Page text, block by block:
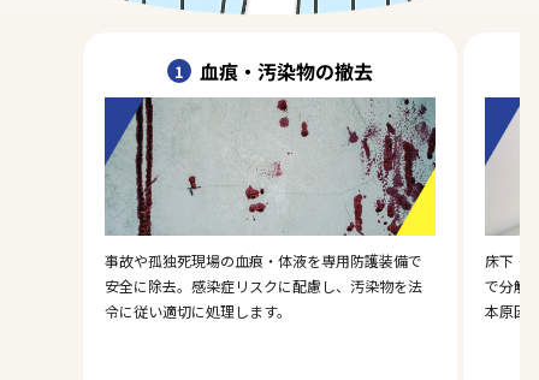
1 血痕・汚染物の撤去
事故や孤独死現場の血痕・体液を専用防護装備で
安全に除去。感染症リスクに配慮し、汚染物を法
令に従い適切に処理します。
床下・
で分解
本原因